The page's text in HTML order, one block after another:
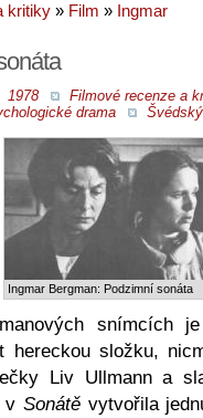
kritiky » Film » Ingmar
1978
Filmové recenze a
drama
Ingmar Bergman: Podzimní sonáta
snímcích
hereckou složku,
Liv Ullmann a
v Sonátěvytvořila